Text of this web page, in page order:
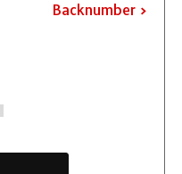
Backnumber